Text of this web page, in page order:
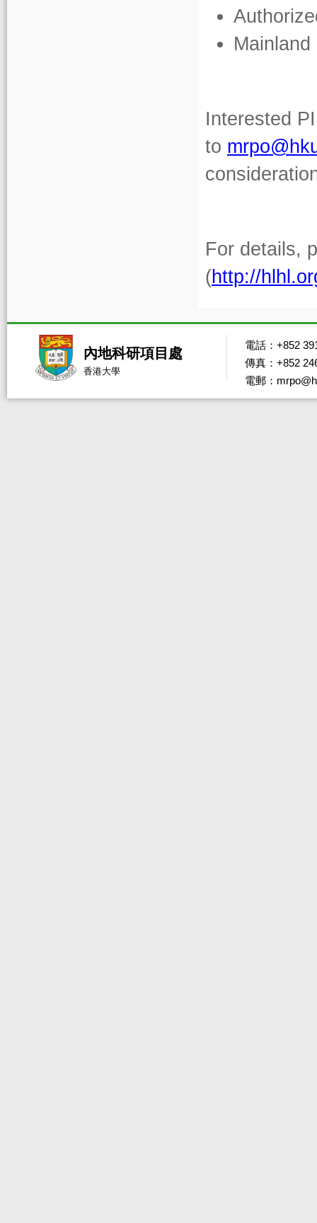
Interested
to
For details,
(http://
內地科研項目處
香港大學
電話：+852
傳真：+852
電郵：